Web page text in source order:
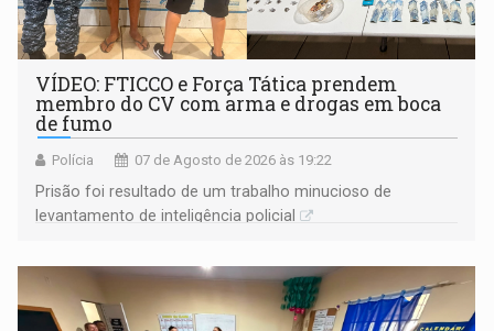
VÍDEO: FTICCO e Força Tática prendem
membro do CV com arma e drogas em boca
de fumo
Polícia 07 de Agosto de 2026 às 19:22
Prisão foi resultado de um trabalho minucioso de
levantamento de inteligência policial